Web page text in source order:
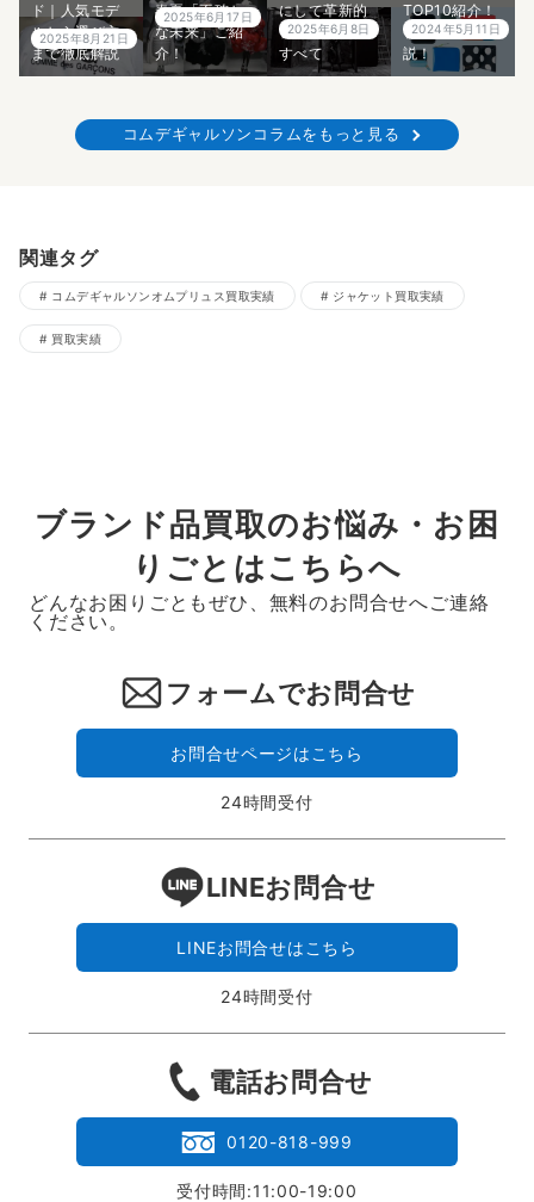
ド｜人気モデ
ルから選び方
まで徹底解説
2025年8月21日
春夏「不確か
な未来」ご紹
介！
2025年6月17日
にして革新的
デザイナーの
すべて
2025年6月8日
TOP10紹介！
プロが5分で解
説！
2024年5月11日
コムデギャルソンコラムをもっと見る
関連タグ
コムデギャルソンオムプリュス買取実績 ジャケット買取実績
買取実績
ブランド品買取のお悩み・お困
りごとはこちらへ
どんなお困りごともぜひ、無料のお問合せへご連絡
ください。
フォームでお問合せ
お問合せページはこちら
24時間受付
LINEお問合せ
LINEお問合せはこちら
24時間受付
電話お問合せ
0120-818-999
受付時間:11:00-19:00